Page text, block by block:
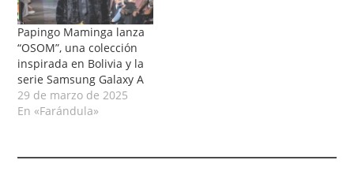
Papingo Maminga lanza
“OSOM”, una colección
inspirada en Bolivia y la
serie Samsung Galaxy A
29 de marzo de 2025
En «Farándula»